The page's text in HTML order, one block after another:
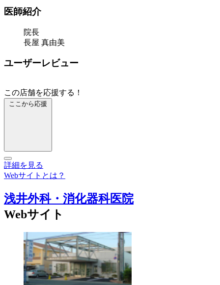
医師紹介
院長
長屋 真由美
ユーザーレビュー
この店舗を応援する！
ここから応援
詳細を見る
Webサイトとは？
浅井外科・消化器科医院
Webサイト